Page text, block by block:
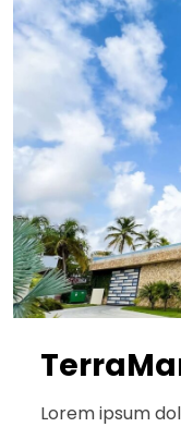
Lorem ipsum